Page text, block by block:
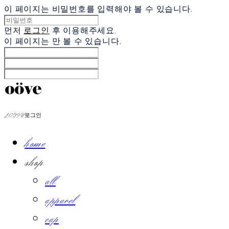
이 페이지는 비밀번호를 입력해야 볼 수 있습니다.
먼저 로그인 후 이용해주세요.
이 페이지는 만 볼 수 있습니다.
LOG IN로그인
home
shop
all
apparel
cap